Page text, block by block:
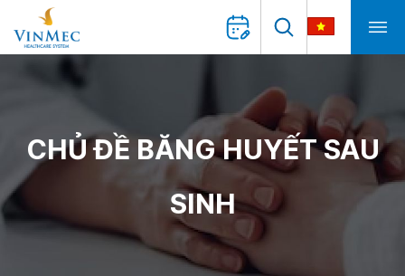
CHỦ ĐỀ BĂNG HUYẾT SAU
SINH